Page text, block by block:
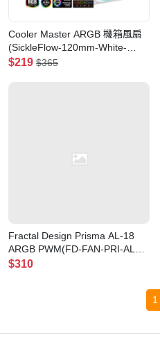
Cooler Master ARGB 機箱風扇
(SickleFlow-120mm-White-
3IN1)
$219 $365
Fractal Design Prisma AL-18
ARGB PWM(FD-FAN-PRI-AL18-
PWM)
$310
1